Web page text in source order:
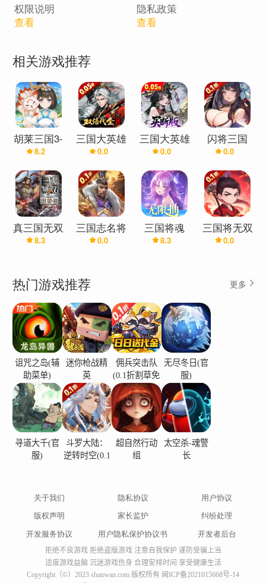
权限说明
查看
隐私政策
查看
相关游戏推荐
胡莱三国3-
登陆送橙将
蔡文姬
8.2
三国大英雄
(0.05折)
0.0
三国大英雄
(0.05折买
断版)
0.0
闪将三国
(0.1折)
0.0
真三国无双
7：猛将传
8.3
三国志名将
传(0.1折免
0.0
三国将魂
8.3
三国将无双
(0.1折)
0.0
热门游戏推荐 更多
诅咒之岛(辅
助菜单)
迷你枪战精
英
佣兵突击队
(0.1折割草免
费版)
无尽冬日(官
服)
寻道大千(官
服)
斗罗大陆：
逆转时空(0.1
超自然行动
组
太空杀-魂警
长
关于我们 隐私协议
用户协议
版权声明
家长监护
纠纷处理
开发服务协议
用户隐私保护协议书 开发者后台
拒绝不良游戏 拒绝盗版游戏 注意自我保护 谨防受骗上当
适度游戏益脑 沉迷游戏伤身 合理安排时间 享受健康生活
Copyright（©）2023 shanwan.com 版权所有 闽ICP备2021015668号-14